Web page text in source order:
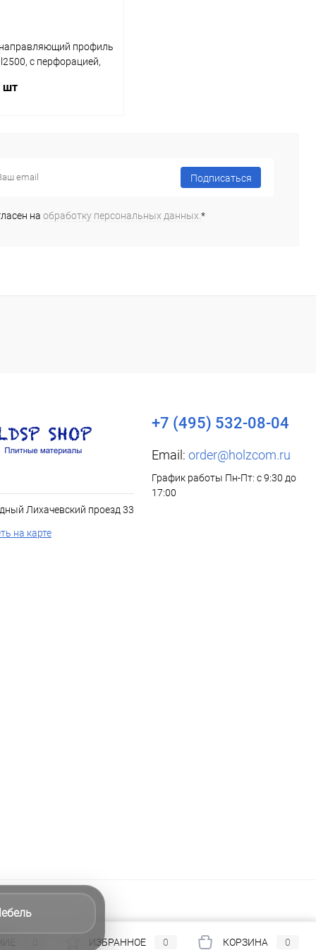
профиль
с перфорацией,
шт
1 клик Подписаться
на обработку персональных данных. *
Лихачевский проезд 33
на карте
+7 (495) 532-08-04
Email: order@holzcom.ru
График работы Пн-Пт: с 9:30 до
17:00
ИЗБРАННОЕ 0 КОРЗИНА 0